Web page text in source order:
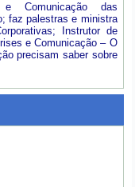
e Comunicação das
faz palestras e ministra
Instrutor de
e Comunicação – O
precisam saber sobre